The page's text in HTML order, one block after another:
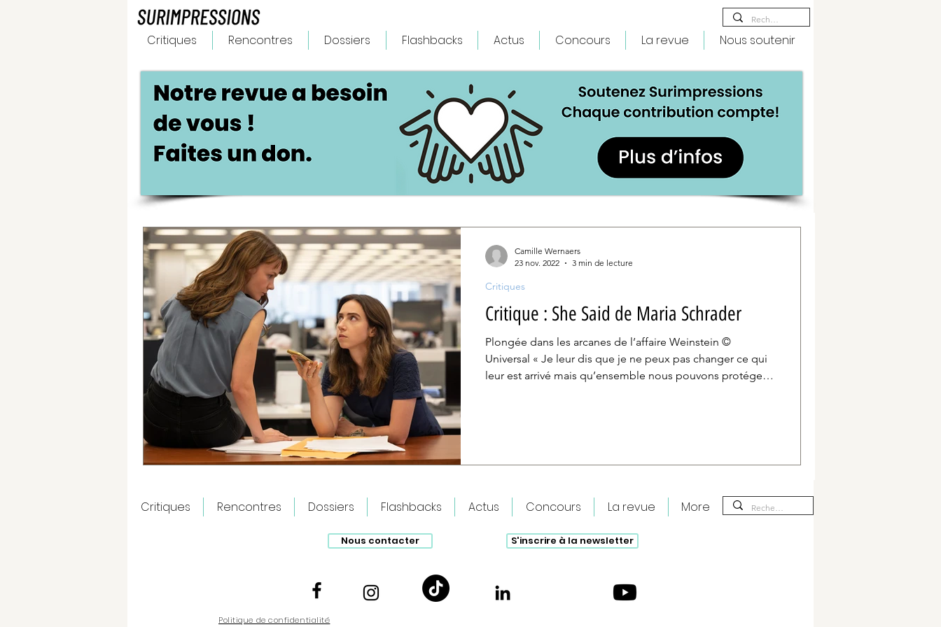
Critiques Rencontres Dossiers Flashbacks Actus Concours La revue Nous soutenir
Critique : She Said de Maria Schrader
Plongée dans les arcanes de l’affaire Weinstein ©
Universal « Je leur dis que je ne peux pas changer ce qui
leur est arrivé mais qu’ensemble nous pouvons protéger
Critiques
Camille Wernaers
23 nov. 2022
3 min de lecture
Critiques Rencontres Dossiers Flashbacks Actus Concours La revue More
Nous contacter S'inscrire à la newsletter
Politique de confidentialité